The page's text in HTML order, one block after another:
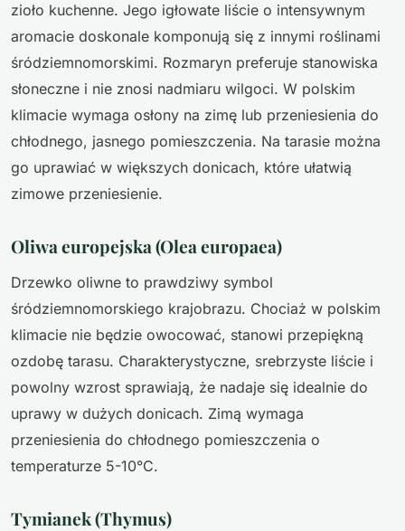
zioło kuchenne. Jego igłowate liście o intensywnym
aromacie doskonale komponują się z innymi roślinami
śródziemnomorskimi. Rozmaryn preferuje stanowiska
słoneczne i nie znosi nadmiaru wilgoci. W polskim
klimacie wymaga osłony na zimę lub przeniesienia do
chłodnego, jasnego pomieszczenia. Na tarasie można
go uprawiać w większych donicach, które ułatwią
zimowe przeniesienie.
Oliwa europejska (Olea europaea)
Drzewko oliwne to prawdziwy symbol
śródziemnomorskiego krajobrazu. Chociaż w polskim
klimacie nie będzie owocować, stanowi przepiękną
ozdobę tarasu. Charakterystyczne, srebrzyste liście i
powolny wzrost sprawiają, że nadaje się idealnie do
uprawy w dużych donicach. Zimą wymaga
przeniesienia do chłodnego pomieszczenia o
temperaturze 5-10°C.
Tymianek (Thymus)